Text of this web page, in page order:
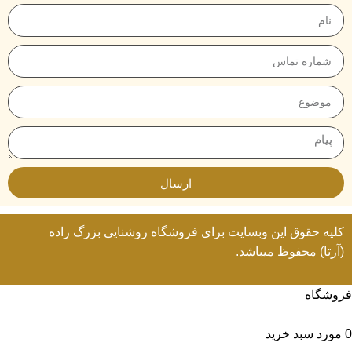
ارسال
کلیه حقوق این وبسایت برای فروشگاه روشنایی بزرگ زاده
(آرتا) محفوظ میباشد.
فروشگاه
0 مورد سبد خرید